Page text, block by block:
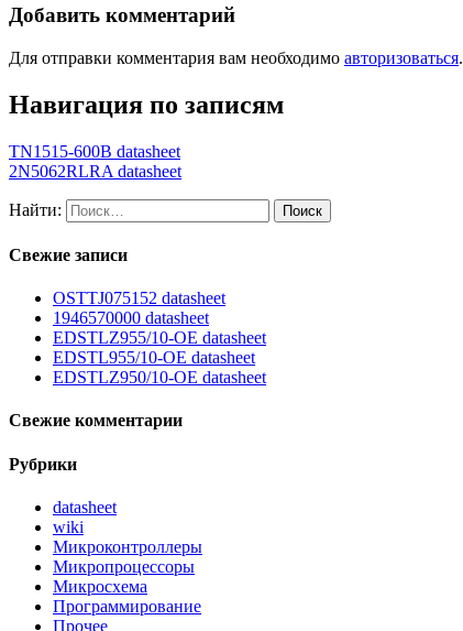
Добавить комментарий
Для отправки комментария вам необходимо авторизоваться.
Навигация по записям
TN1515-600B datasheet
2N5062RLRA datasheet
Найти:
Свежие записи
OSTTJ075152 datasheet
1946570000 datasheet
EDSTLZ955/10-OE datasheet
EDSTL955/10-OE datasheet
EDSTLZ950/10-OE datasheet
Свежие комментарии
Рубрики
datasheet
wiki
Микроконтроллеры
Микропроцессоры
Микросхема
Программирование
Прочее